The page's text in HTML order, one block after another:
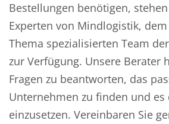
Bestellungen benötigen,
Experten von Mindlogistik,
Thema spezialisierten Team
zur Verfügung. Unsere Berater
Fragen zu beantworten, das
Unternehmen zu finden und es
einzusetzen. Vereinbaren Sie